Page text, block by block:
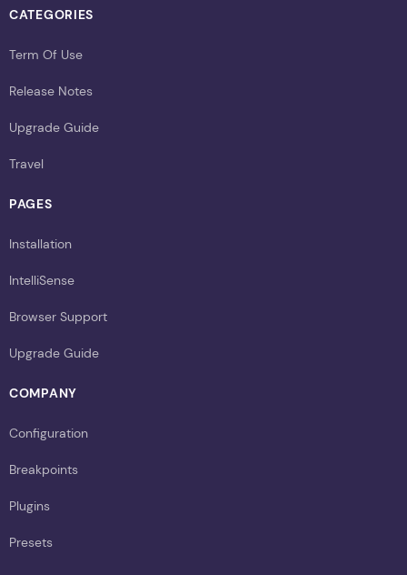
CATEGORIES
Term Of Use
Release Notes
Upgrade Guide
Travel
PAGES
Installation
IntelliSense
Browser Support
Upgrade Guide
COMPANY
Configuration
Breakpoints
Plugins
Presets